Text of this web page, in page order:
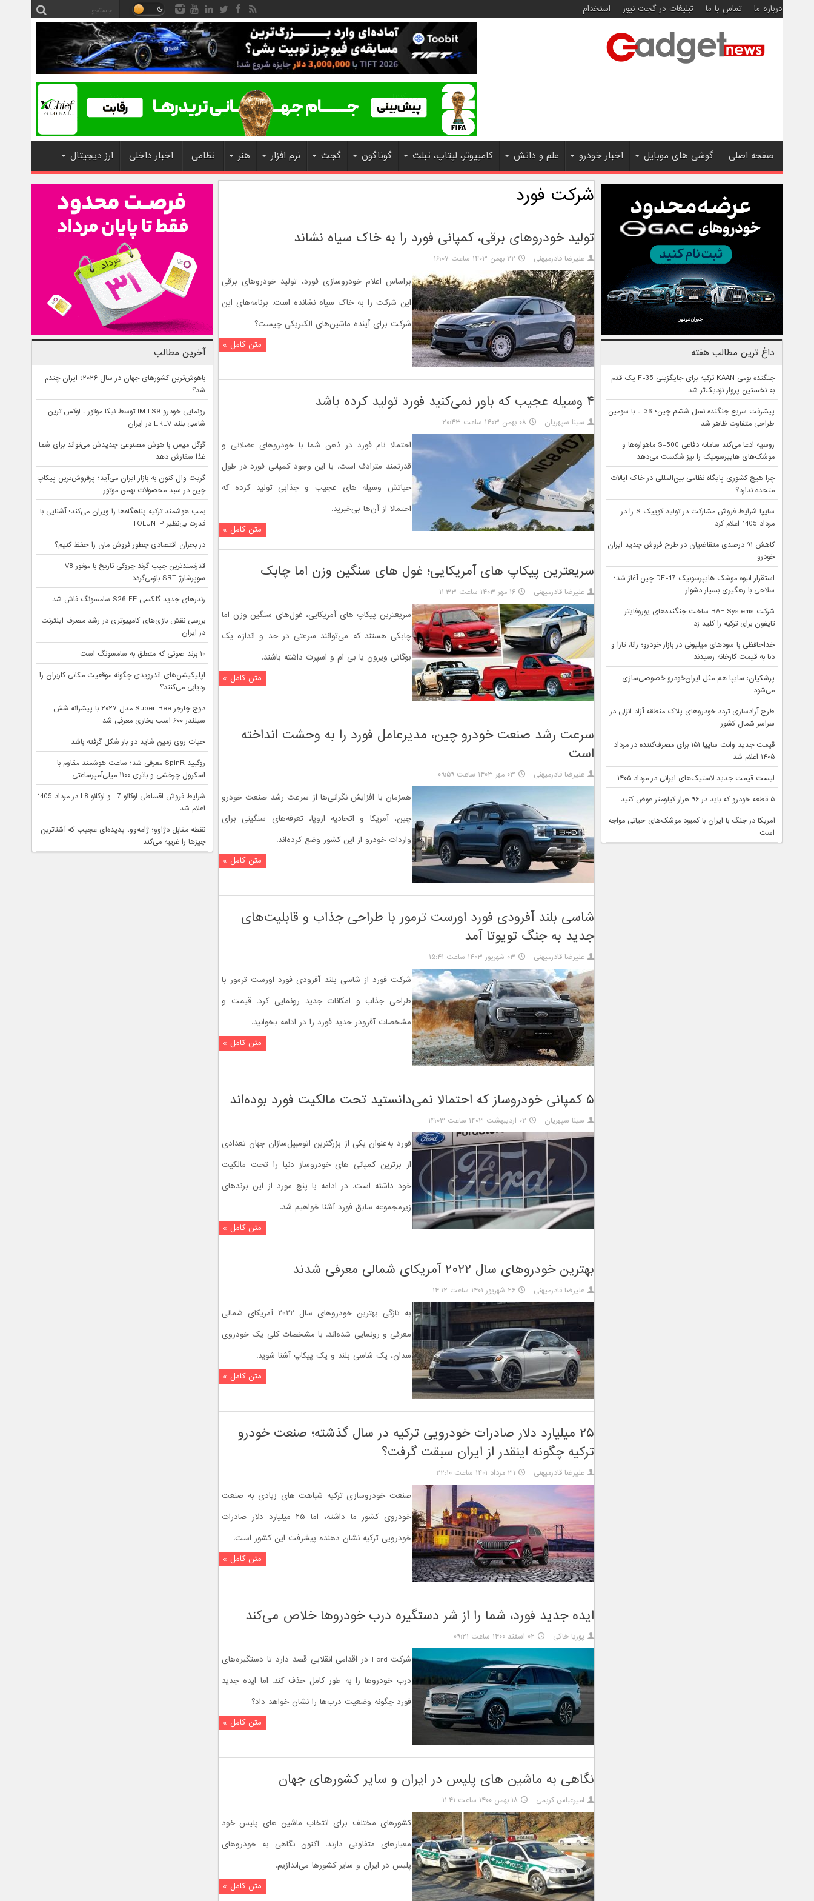
درباره ما تماس با ما تبلیغات در گجت نیوز استخدام
صفحه اصلی گوشی های موبایل اخبار خودرو علم و دانش کامپیوتر، لپتاپ، تبلت گوناگون گجت نرم افزار هنر نظامی اخبار داخلی ارز دیجیتال
شرکت فورد
تولید خودروهای برقی، کمپانی فورد را به خاک سیاه نشاند
علیرضا قادرمیهنی ۲۲ بهمن ۱۴۰۳ ساعت ۱۶:۰۷
براساس اعلام خودروسازی فورد، تولید خودروهای برقی
این شرکت را به خاک سیاه نشانده است. برنامه‌های این
شرکت برای آینده ماشین‌های الکتریکی چیست؟
متن کامل »
۴ وسیله عجیب که باور نمی‌کنید فورد تولید کرده باشد
سینا سپهریان ۰۸ بهمن ۱۴۰۳ ساعت ۲۰:۴۳
احتمالا نام فورد در ذهن شما با خودروهای عضلانی و
قدرتمند مترادف است. با این وجود کمپانی فورد در طول
حیاتش وسیله های عجیب و جذابی تولید کرده که
احتمالا از آن‌ها بی‌خبرید.
متن کامل »
سریعترین پیکاپ های آمریکایی؛ غول های سنگین وزن اما چابک
علیرضا قادرمیهنی ۱۶ مهر ۱۴۰۳ ساعت ۱۱:۳۳
سریعترین پیکاپ های آمریکایی، غول‌های سنگین وزن اما
چابکی هستند که می‌توانند سرعتی در حد و اندازه یک
بوگاتی ویرون یا بی ام و اسپرت داشته باشند.
متن کامل »
سرعت رشد صنعت خودرو چین، مدیرعامل فورد را به وحشت انداخته
است
علیرضا قادرمیهنی ۰۳ مهر ۱۴۰۳ ساعت ۰۹:۵۹
همزمان با افزایش نگرانی‌ها از سرعت رشد صنعت خودرو
چین، آمریکا و اتحادیه اروپا، تعرفه‌های سنگینی برای
واردات خودرو از این کشور وضع کرده‌اند.
متن کامل »
شاسی بلند آفرودی فورد اورست ترمور با طراحی جذاب و قابلیت‌های
جدید به جنگ تویوتا آمد
علیرضا قادرمیهنی ۰۳ شهریور ۱۴۰۳ ساعت ۱۵:۴۱
شرکت فورد از شاسی بلند آفرودی فورد اورست ترمور با
طراحی جذاب و امکانات جدید رونمایی کرد. قیمت و
مشخصات آفرودر جدید فورد را در ادامه بخوانید.
متن کامل »
۵ کمپانی خودروساز که احتمالا نمی‌دانستید تحت مالکیت فورد بوده‌اند
سینا سپهریان ۰۲ اردیبهشت ۱۴۰۳ ساعت ۱۴:۰۳
فورد به‌عنوان یکی از بزرگترین اتومبیل‌سازان جهان تعدادی
از برترین کمپانی های خودروساز دنیا را تحت مالکیت
خود داشته است. در ادامه با پنج مورد از این برندهای
زیرمجموعه سابق فورد آشنا خواهیم شد.
متن کامل »
بهترین خودروهای سال ۲۰۲۲ آمریکای شمالی معرفی شدند
علیرضا قادرمیهنی ۲۶ شهریور ۱۴۰۱ ساعت ۱۴:۱۲
به تازگی بهترین خودروهای سال ۲۰۲۲ آمریکای شمالی
معرفی و رونمایی شده‌اند. با مشخصات کلی یک خودروی
سدان، یک شاسی بلند و یک پیکاپ آشنا شوید.
متن کامل »
۲۵ میلیارد دلار صادرات خودرویی ترکیه در سال گذشته؛ صنعت خودرو
ترکیه چگونه اینقدر از ایران سبقت گرفت؟
علیرضا قادرمیهنی ۳۱ مرداد ۱۴۰۱ ساعت ۲۲:۱۰
صنعت خودروسازی ترکیه شباهت های زیادی به صنعت
خودروی کشور ما داشته، اما ۲۵ میلیارد دلار صادرات
خودرویی ترکیه نشان دهنده پیشرفت این کشور است.
متن کامل »
ایده جدید فورد، شما را از شر دستگیره درب خودروها خلاص می‌کند
پوریا خاکی ۰۲ اسفند ۱۴۰۰ ساعت ۰۹:۲۱
شرکت Ford در اقدامی انقلابی قصد دارد تا دستگیره‌های
درب خودروها را به طور کامل حذف کند. اما ایده جدید
فورد چگونه وضعیت درب‌ها را نشان خواهد داد؟
متن کامل »
نگاهی به ماشین های پلیس در ایران و سایر کشورهای جهان
امیرعباس کریمی ۱۸ بهمن ۱۴۰۰ ساعت ۱۱:۴۱
کشورهای مختلف برای انتخاب ماشین های پلیس خود
معیارهای متفاوتی دارند. اکنون نگاهی به خودروهای
پلیس در ایران و سایر کشورها می‌اندازیم.
متن کامل »
داغ ترین مطالب هفته
جنگنده بومی KAAN ترکیه برای جایگزینی F-35 یک قدم
به نخستین پرواز نزدیک‌تر شد
پیشرفت سریع جنگنده نسل ششم چین؛ J-36 با سومین
طراحی متفاوت ظاهر شد
روسیه ادعا می‌کند سامانه دفاعی S-500 ماهواره‌ها و
موشک‌های هایپرسونیک را نیز شکست می‌دهد
چرا هیچ کشوری پایگاه نظامی بین‌المللی در خاک ایالات
متحده ندارد؟
سایپا شرایط فروش مشارکت در تولید کوییک S را در
مرداد 1405 اعلام کرد
کاهش ۹۱ درصدی متقاضیان در طرح فروش جدید ایران
خودرو
استقرار انبوه موشک هایپرسونیک DF-17 چین آغاز شد؛
سلاحی با رهگیری بسیار دشوار
شرکت BAE Systems ساخت جنگنده‌های یوروفایتر
تایفون برای ترکیه را کلید زد
خداحافظی با سودهای میلیونی در بازار خودرو؛ رانا، تارا و
دنا به قیمت کارخانه رسیدند
پزشکیان: سایپا هم مثل ایران‌خودرو خصوصی‌سازی
می‌شود
طرح آزادسازی تردد خودروهای پلاک منطقه آزاد انزلی در
سراسر شمال کشور
قیمت جدید وانت سایپا ۱۵۱ برای مصرف‌کننده در مرداد
۱۴۰۵ اعلام شد
لیست قیمت جدید لاستیک‌های ایرانی در مرداد ۱۴۰۵
۵ قطعه خودرو که باید در ۹۶ هزار کیلومتر عوض کنید
آمریکا در جنگ با ایران با کمبود موشک‌های حیاتی مواجه
است
آخرین مطالب
باهوش‌ترین کشورهای جهان در سال ۲۰۲۶؛ ایران چندم
شد؟
رونمایی خودرو IM LS9 توسط نیکا موتور ، لوکس ترین
شاسی بلند EREV در ایران
گوگل مپس با هوش مصنوعی جدیدش می‌تواند برای شما
غذا سفارش دهد
گریت وال کنون به بازار ایران می‌آید؛ پرفروش‌ترین پیکاپ
چین در سبد محصولات بهمن موتور
بمب هوشمند ترکیه پناهگاه‌ها را ویران می‌کند؛ آشنایی با
قدرت بی‌نظیر TOLUN-P
در بحران اقتصادی چطور فروش مان را حفظ کنیم؟
قدرتمندترین جیپ گرند چروکی تاریخ با موتور V8
سوپرشارژ SRT بازمی‌گردد
رندرهای جدید گلکسی S26 FE سامسونگ فاش شد
بررسی نقش بازی‌های کامپیوتری در رشد مصرف اینترنت
در ایران
۱۰ برند صوتی که متعلق به سامسونگ است
اپلیکیشن‌های اندرویدی چگونه موقعیت مکانی کاربران را
ردیابی می‌کنند؟
دوج چارجر Super Bee مدل ۲۰۲۷ با پیشرانه شش
سیلندر ۶۰۰ اسب بخاری معرفی شد
حیات روی زمین شاید دو بار شکل گرفته باشد
روگبید SpinR معرفی شد؛ ساعت هوشمند مقاوم با
اسکرول چرخشی و باتری ۱۱۰۰ میلی‌آمپرساعتی
شرایط فروش اقساطی لوکانو L7 و لوکانو L8 در مرداد 1405
اعلام شد
نقطه مقابل دژاوو؛ ژامه‌وو، پدیده‌ای عجیب که آشناترین
چیزها را غریبه می‌کند